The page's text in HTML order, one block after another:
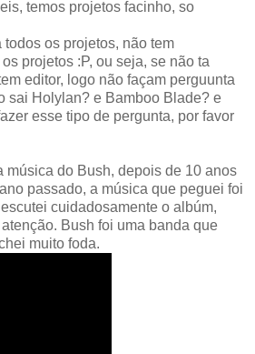
temos projetos facinho, so
todos os projetos, não tem
projetos :P, ou seja, se não ta
editor, logo não façam perguunta
sai Holylan? e Bamboo Blade? e
esse tipo de pergunta, por favor
música do Bush, depois de 10 anos
passado, a música que peguei foi
cuidadosamente o albúm,
Bush foi uma banda que
muito foda.